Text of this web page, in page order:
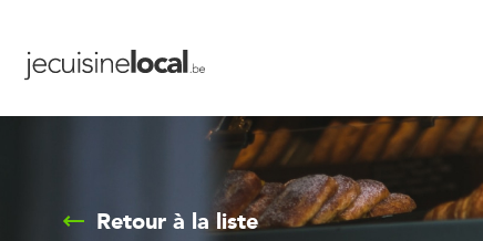
Retour à la liste